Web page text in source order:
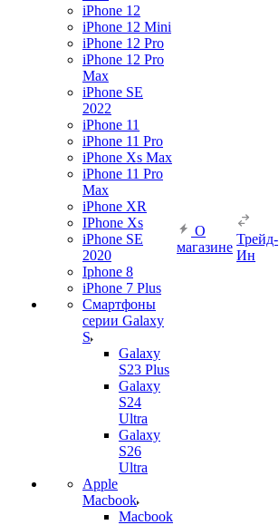
iPhone 12
iPhone 12 Mini
iPhone 12 Pro
iPhone 12 Pro
Max
iPhone SE
2022
iPhone 11
iPhone 11 Pro
iPhone Xs Max
iPhone 11 Pro
Max
iPhone XR
IPhone Xs
iPhone SE
2020
Iphone 8
iPhone 7 Plus
Смартфоны
серии Galaxy
S
Galaxy
S23 Plus
Galaxy
S24
Ultra
Galaxy
S26
Ultra
Apple
Macbook
Macbook
О
магазине
Трейд-
Ин